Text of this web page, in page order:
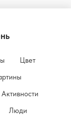
Цвет
Активности
Люди